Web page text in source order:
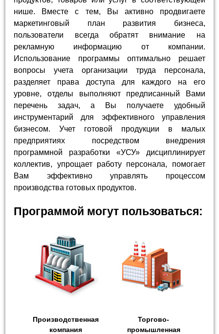
нише. Вместе с тем, Вы активно продвигаете
маркетинговый план развития бизнеса,
пользователи всегда обратят внимание на
рекламную информацию от компании.
Использование программы оптимально решает
вопросы учета организации труда персонала,
разделяет права доступа для каждого на его
уровне, отделы выполняют предписанный Вами
перечень задач, а Вы получаете удобный
инструментарий для эффективного управления
бизнесом. Учет готовой продукции в малых
предприятиях посредством внедрения
программной разработки «УСУ» дисциплинирует
коллектив, упрощает работу персонала, помогает
Вам эффективно управлять процессом
производства готовых продуктов.
Программой могут пользоваться:
Производственная
компания
Торгово-
промышленная